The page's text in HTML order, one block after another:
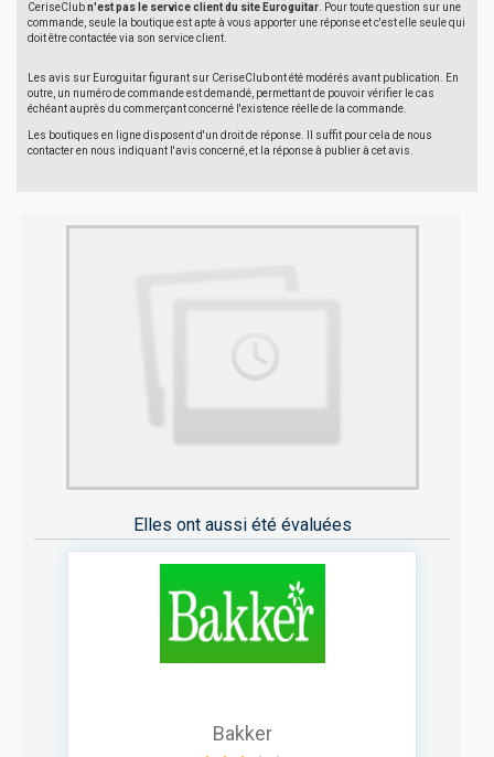
CeriseClubn'est pas le service client du site Euroguitar . Pour toute question sur une
commande, seule la boutique est apte à vous apporter une réponse et c'est elle seule qui
doit être contactée via son service client.
Les avis sur Euroguitar figurant sur CeriseClub ont été modérés avant publication. En
outre, un numéro de commande est demandé, permettant de pouvoir vérifier le cas
échéant auprès du commerçant concerné l'existence réelle de la commande.
Les boutiques en ligne disposent d'un droit de réponse. Il suffit pour cela de nous
contacter en nous indiquant l'avis concerné, et la réponse à publier à cet avis.
Elles ont aussi été évaluées
Bakker